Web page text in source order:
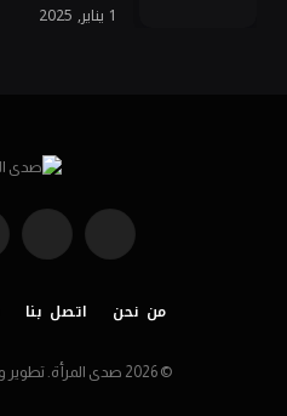
1 يناير, 2025
فيسبوك
من نحن اتصل بنا
© 2026 صدى المرأة. تطوير وتصميم